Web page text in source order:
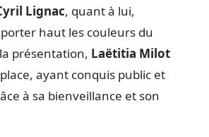
Lignac, quant à lui,
haut les couleurs du
présentation, Laëtitia Milot
ayant conquis public et
à sa bienveillance et son